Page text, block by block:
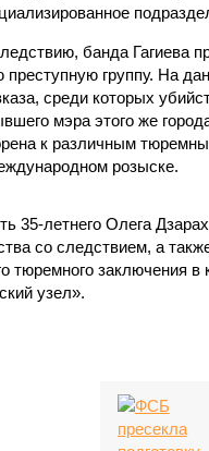
банда Гагиева
группу. На
среди которых
мэра этого же
к различным
розыске.
35-летнего Олега
со следствием, а
тюремного заключения в
узел».